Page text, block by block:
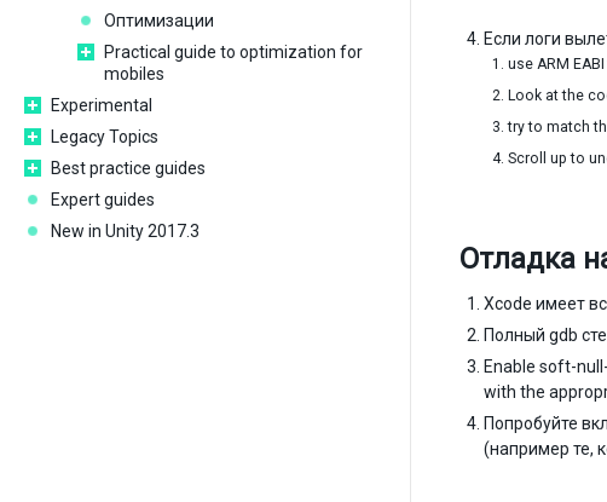
Оптимизации
Practical guide to optimization for
mobiles
Experimental
Legacy Topics
Best practice guides
Expert guides
New in Unity 2017.3
Если логи
use ARM
Look at the
try to match
Scroll up to
Отладка
Xcode имеет
Полный gdb
Enable soft-
with the
Попробуйте
(например те,